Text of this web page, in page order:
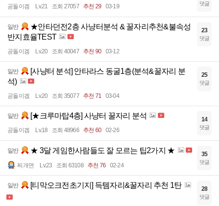
공돌이겜 Lv.21 조회 27057 추천 29 03-19 댓글
일반
★안타던전2층 사냥터분석 & 꿀자리추천&불속성
반지효율TEST
공돌이겜 Lv.20 조회 40047 추천 90 03-12
23
댓글
일반
[사냥터 분석] 안타라스 동굴1층(분석&꿀자리 분
석)
공돌이겜 Lv.20 조회 35077 추천 71 03-04
25
댓글
일반 [★크루마탑4층] 사냥터 꿀자리 분석
공돌이겜 Lv.18 조회 48966 추천 60 02-26
14
댓글
일반 ★ 3달 게임한사람들도 잘 모르는 팁2가지 ★
찌개면 Lv.23 조회 63108 추천 76 02-24
35
댓글
일반 [티막오크전초기지] 득템자리&꿀자리 추천 1탄 28
댓글